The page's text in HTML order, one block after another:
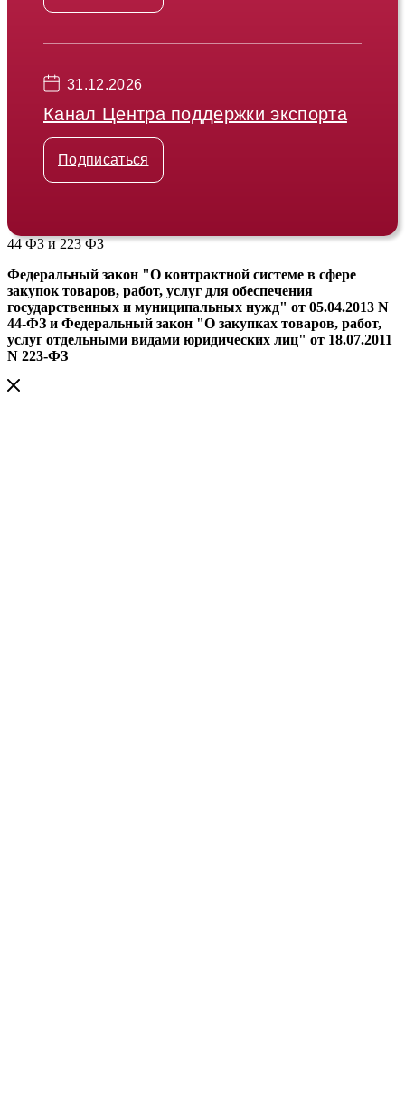
31.12.2026
Канал Центра поддержки экспорта
Подписаться
44 ФЗ и 223 ФЗ
Федеральный закон "О контрактной системе в сфере
закупок товаров, работ, услуг для обеспечения
государственных и муниципальных нужд" от 05.04.2013 N
44-ФЗ и Федеральный закон "О закупках товаров, работ,
услуг отдельными видами юридических лиц" от 18.07.2011
N 223-ФЗ